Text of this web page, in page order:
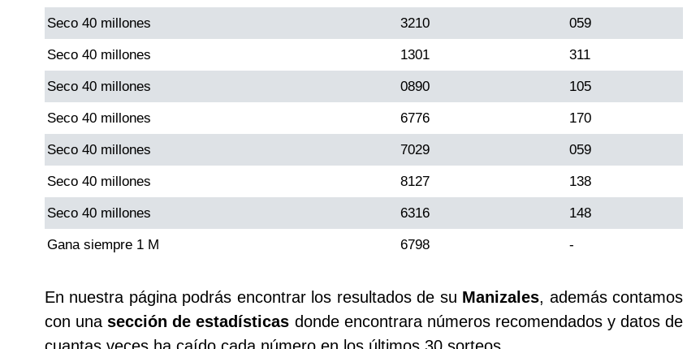
Seco 40 millones 3210 059
Seco 40 millones 1301 311
Seco 40 millones 0890 105
Seco 40 millones 6776 170
Seco 40 millones 7029 059
Seco 40 millones 8127 138
Seco 40 millones 6316 148
Gana siempre 1 M 6798 -
En nuestra página podrás encontrar los resultados de su Manizales, además contamos
con unasección de estadísticas donde encontrara números recomendados y datos de